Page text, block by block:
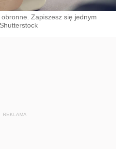
Zapiszesz się jednym
Shutterstock